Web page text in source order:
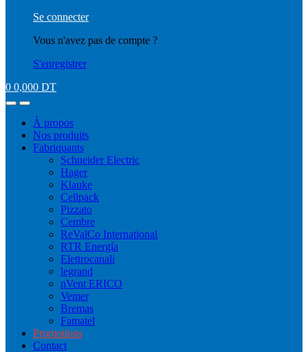
Se connecter
Vous n'avez pas de compte ?
S'enregistrer
0 0,000 DT
À propos
Nos produits
Fabriquants
Schneider Electric
Hager
Klauke
Cellpack
Pizzato
Cembre
ReValCo International
RTR Energía
Elettrocanali
legrand
nVent ERICO
Vemer
Bremas
Famatel
Promotions
Contact